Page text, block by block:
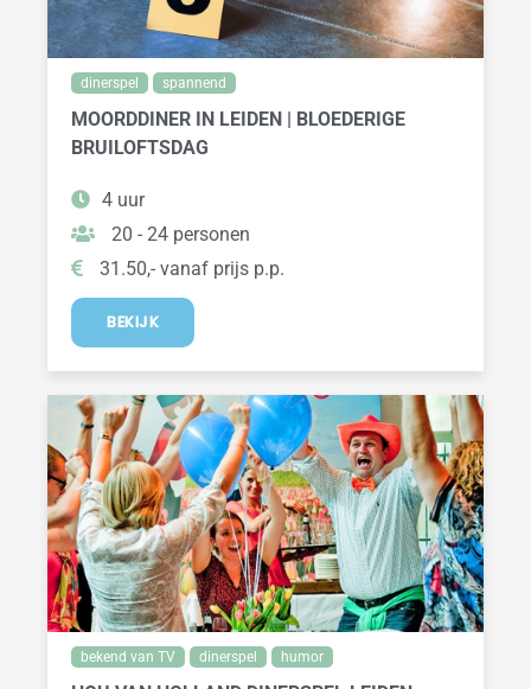
dinerspel spannend
MOORDDINER IN LEIDEN | BLOEDERIGE
BRUILOFTSDAG
4 uur
20 - 24 personen
31.50,- vanaf prijs p.p.
BEKIJK
bekend van TV dinerspel humor